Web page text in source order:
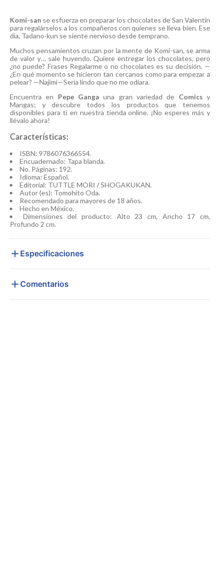
Komi-san se esfuerza en preparar los chocolates de San Valentín
para regalárselos a los compañeros con quienes se lleva bien. Ese
día, Tadano-kun se siente nervioso desde temprano.
Muchos pensamientos cruzan por la mente de Komi-san, se arma
de valor y… sale huyendo. Quiere entregar los chocolates, pero
¿no puede? Frases Regalarme o no chocolates es su decisión. —
¿En qué momento se hicieron tan cercanos como para empezar a
pelear? —Najimi—Sería lindo que no me odiara.
Encuentra en Pepe Ganga una gran variedad de Comics y
Mangas; y descubre todos los productos que tenemos
disponibles para ti en nuestra tienda online. ¡No esperes más y
llévalo ahora!
Características:
ISBN: 9786076366554.
Encuadernado: Tapa blanda.
No. Páginas: 192.
Idioma: Español.
Editorial: TUTTLE MORI / SHOGAKUKAN.
Autor (es): Tomohito Oda.
Recomendado para mayores de 18 años.
Hecho en México.
Dimensiones del producto: Alto 23 cm, Ancho 17 cm,
Profundo 2 cm.
Especificaciones
Comentarios